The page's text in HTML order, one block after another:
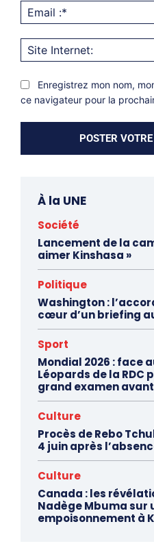
Enregistrez mon nom,
ce navigateur pour la
À la UNE
Société
Lancement de la
aimer Kinshasa »
Politique
Washington :
cœur d’un briefing
Sport
Mondial 2026 : face
Léopards de la RDC
grand examen
Culture
Procès de Rebo
4 juin après
Culture
Canada : les
Nadège Mbuma sur
empoisonnement à